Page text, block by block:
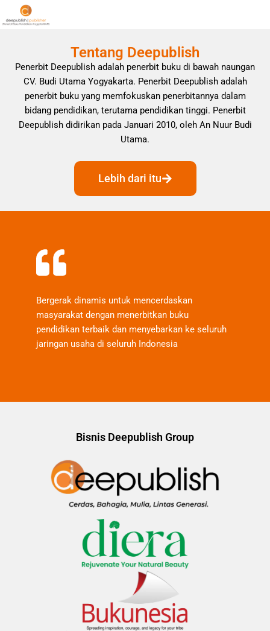
Tentang Deepublish
Penerbit Deepublish adalah penerbit buku di bawah naungan
CV. Budi Utama Yogyakarta. Penerbit Deepublish adalah
penerbit buku yang memfokuskan penerbitannya dalam
bidang pendidikan, terutama pendidikan tinggi. Penerbit
Deepublish didirikan pada Januari 2010, oleh An Nuur Budi
Utama.
Lebih dari itu
Bergerak dinamis untuk mencerdaskan
masyarakat dengan menerbitkan buku
pendidikan terbaik dan menyebarkan ke seluruh
jaringan usaha di seluruh Indonesia
Bisnis Deepublish Group